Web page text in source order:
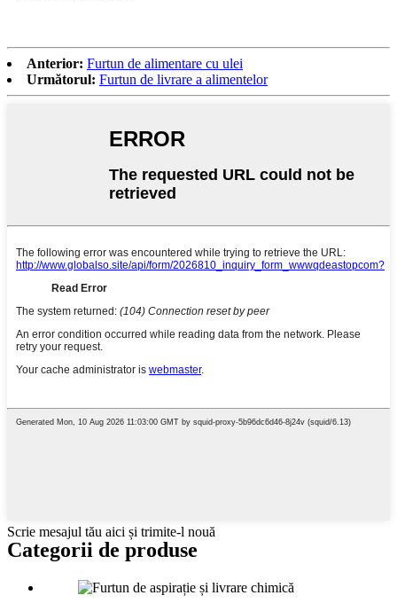
Anterior: Furtun de alimentare cu ulei
Următorul: Furtun de livrare a alimentelor
Scrie mesajul tău aici și trimite-l nouă
Categorii de produse